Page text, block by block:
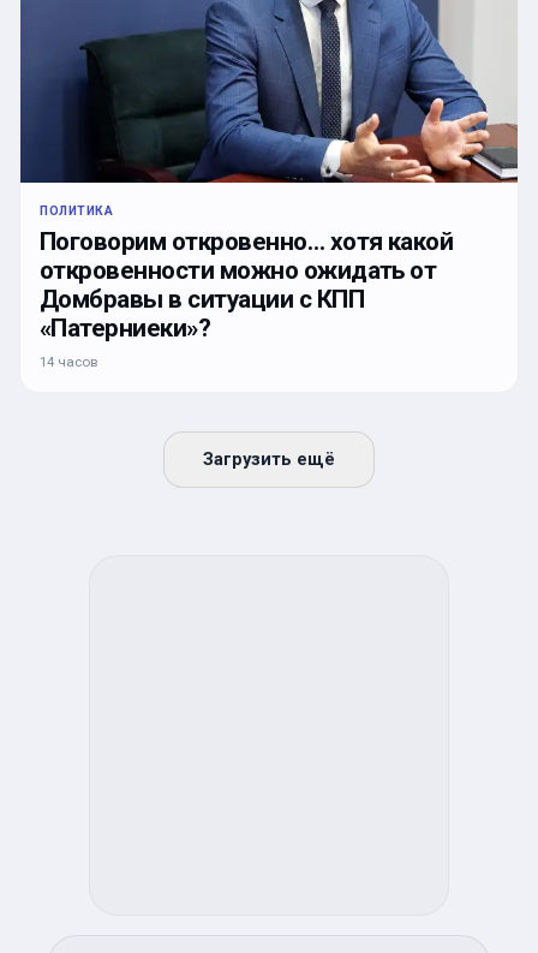
ПОЛИТИКА
Поговорим откровенно… хотя какой
откровенности можно ожидать от
Домбравы в ситуации с КПП
«Патерниеки»?
14 часов
Загрузить ещё